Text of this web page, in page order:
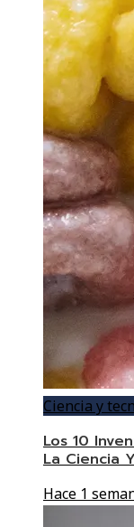
Ciencia y
Los 10
La Ciencia
Hace 1